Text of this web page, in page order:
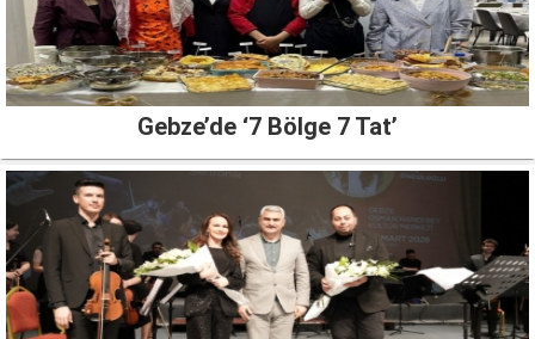
Gebze’de ‘7 Bölge 7 Tat’